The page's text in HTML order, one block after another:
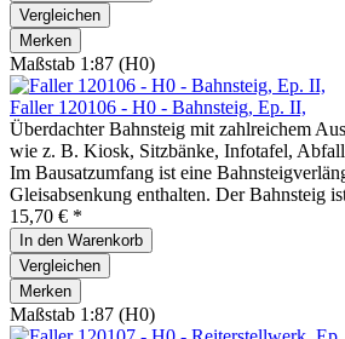
Vergleichen
Merken
Maßstab 1:87 (H0)
Faller 120106 - H0 - Bahnsteig, Ep. II,
Überdachter Bahnsteig mit zahlreichem
wie z. B. Kiosk, Sitzbänke, Infotafel,
Im Bausatzumfang ist eine
Gleisabsenkung enthalten. Der Bahnsteig
15,70 € *
In den Warenkorb
Vergleichen
Merken
Maßstab 1:87 (H0)